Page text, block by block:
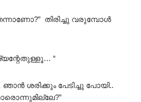
തിരിച്ചു വരുമ്പോൾ
“
ശരിക്കും പേടിച്ചു പോയി..